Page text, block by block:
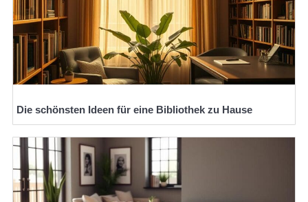
Die schönsten Ideen für eine Bibliothek zu Hause